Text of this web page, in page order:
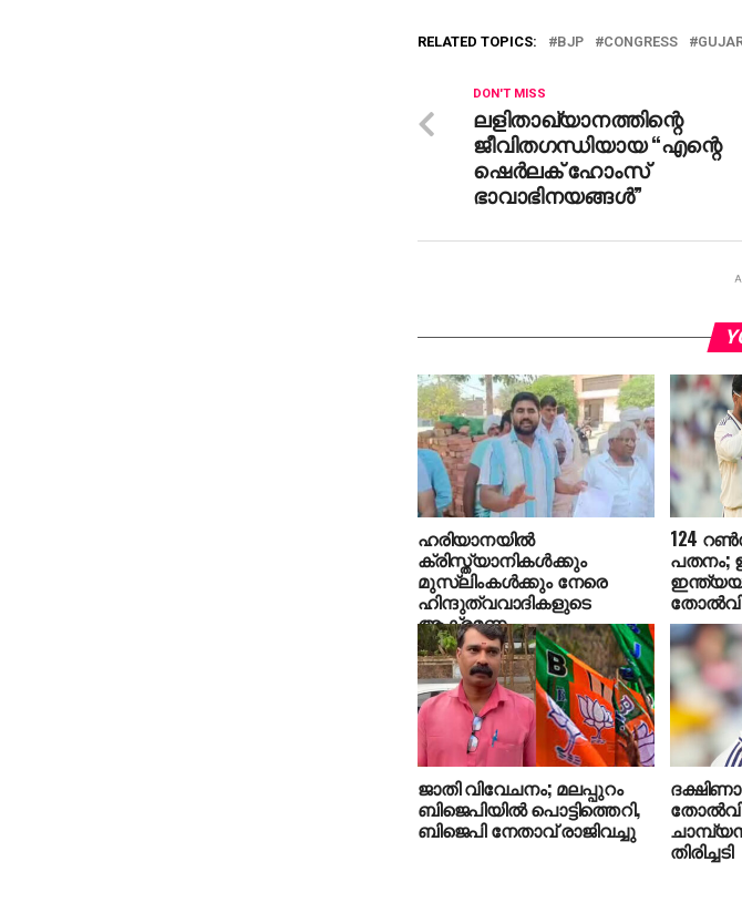
RELATED TOPICS: BJP CONGRESS
DON'T MISS
ലളിതാഖ്യാനത്തിന്റെ
ജീവിതഗന്ധിയായ “എന്റെ
ഷെര്‍ലക് ഹോംസ്
ഭാവാഭിനയങ്ങള്‍”
ഹരിയാനയില്‍
ക്രിസ്ത്യാനികള്‍ക്കും
മുസ്‌ലിംകള്‍ക്കും നേരെ
ഹിന്ദുത്വവാദികളുടെ
ആക്രമണം
124
തോല്‍വി
ജാതി വിവേചനം; മലപ്പുറം
ബിജെപിയില്‍ പൊട്ടിത്തെറി,
ബിജെപി നേതാവ് രാജിവച്ചു
തിരിച്ചടി